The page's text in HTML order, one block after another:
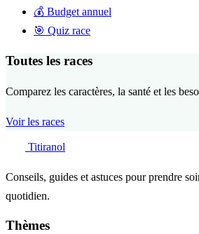
💰 Budget annuel
🎯 Quiz race
Toutes les races
Comparez les caractères, la santé et les
Voir les races
Titiranol
Conseils, guides et astuces pour prendre
quotidien.
Thèmes